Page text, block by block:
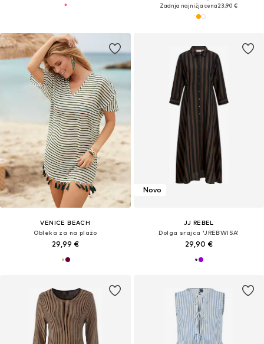
Zadnja najnižja cena23,90 €
VENICE BEACH
Obleka za na plažo
29,99 €
Novo
JJ REBEL
Dolga srajca 'JREBWISA'
29,90 €